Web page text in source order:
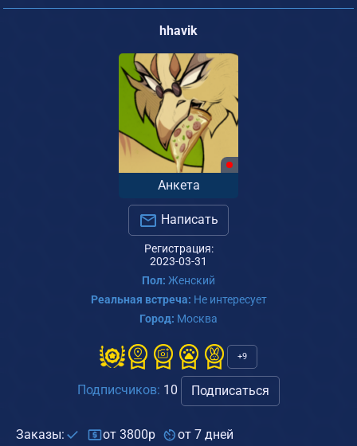
hhavik
Анкета
Написать
Регистрация:
2023-03-31
Пол: Женский
Реальная встреча: Не интересует
Город: Москва
+9
Подписчиков: 10 Подписаться
Заказы: от 3800р от 7 дней